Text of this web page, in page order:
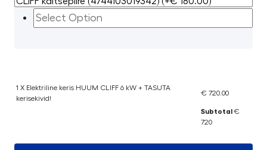
1 X Elektriline keris HUUM CLIFF 6 kW + TASUTA
kerisekivid!
€ 720.00
Subtotal€
720